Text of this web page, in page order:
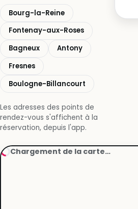
Bourg-la-Reine
Fontenay-aux-Roses
Bagneux
Antony
Fresnes
Boulogne-Billancourt
Les adresses des points de
rendez-vous s'affichent à la
réservation, depuis l'app.
Chargement de la carte…